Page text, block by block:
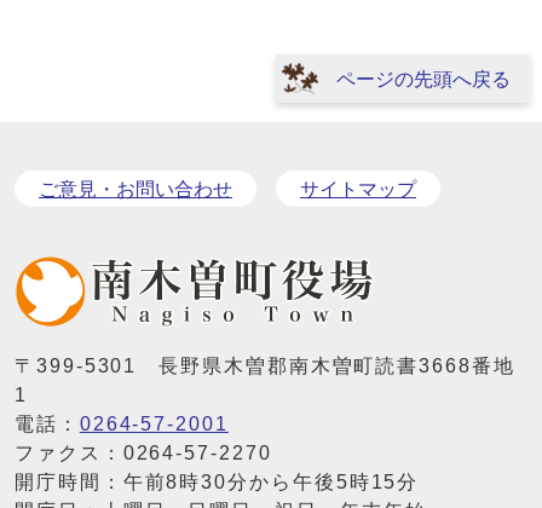
ページの先頭へ戻る
ご意見・お問い合わせ サイトマップ
〒399-5301 長野県木曽郡南木曽町読書3668番地
1
電話： 0264-57-2001
ファクス：0264-57-2270
開庁時間：午前8時30分から午後5時15分